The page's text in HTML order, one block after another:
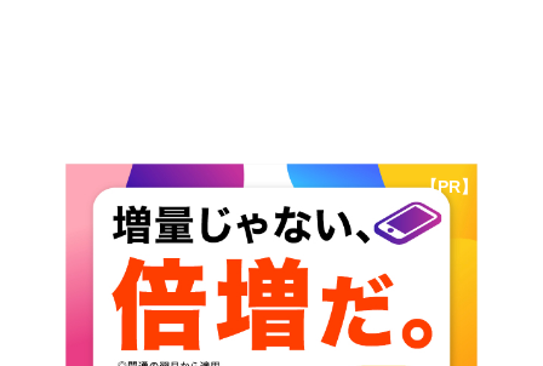
【PR】